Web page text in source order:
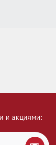
и акциями: